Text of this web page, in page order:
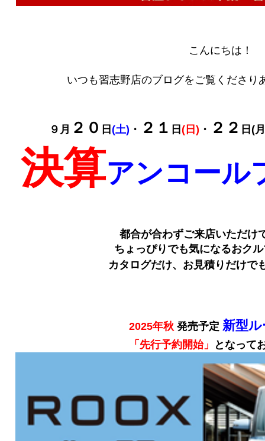
こんにちは！
いつも習志野店のブログをご覧くださ
９月 ２０ 日 (土) ・ ２１ 日 (日) ・ ２２ 日(
決算アンコール
都合が合わずご来店いただけ
ちょっぴりでも気になるおク
カタログだけ、お見積りだけで
2025年秋発売予定 新型
「先行予約開始」 となって